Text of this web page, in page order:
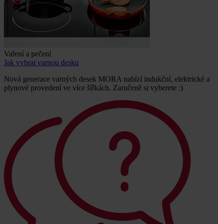
Vaření a pečení
Jak vybrat varnou desku
Nová generace varných desek MORA nabízí indukční, elektrické a
plynové provedení ve více šířkách. Zaručeně si vyberete :)